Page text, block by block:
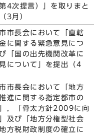
4次提言）」を取りまと
3月）
市長会において「直轄
に関する緊急意見につ
「国の出先機関改革に
について」を提出（4
市長会において「地方
進に関する指定都市の
，「骨太方針2009に向
及び「地方分権型社会
方税財政制度の確立に